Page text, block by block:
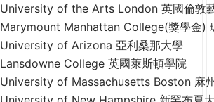
University of the Arts London 英國倫敦
Marymount Manhattan College(獎學金)
University of Arizona 亞利桑那大學
Lansdowne College 英國萊斯頓學院
University of Massachusetts Boston 麻